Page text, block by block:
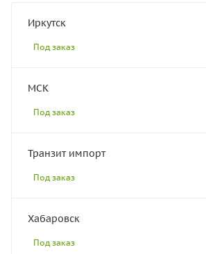
Иркутск
Под заказ
МСК
Под заказ
Транзит импорт
Под заказ
Хабаровск
Под заказ